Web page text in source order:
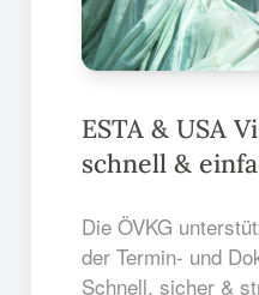
ESTA & USA
schnell &
Die ÖVKG
der Termin- und
Schnell, sicher &